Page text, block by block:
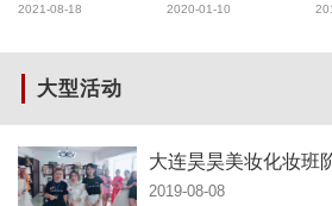
2021-08-18 2020-01-10
大型活动
大连昊昊美妆化妆班
2019-08-08